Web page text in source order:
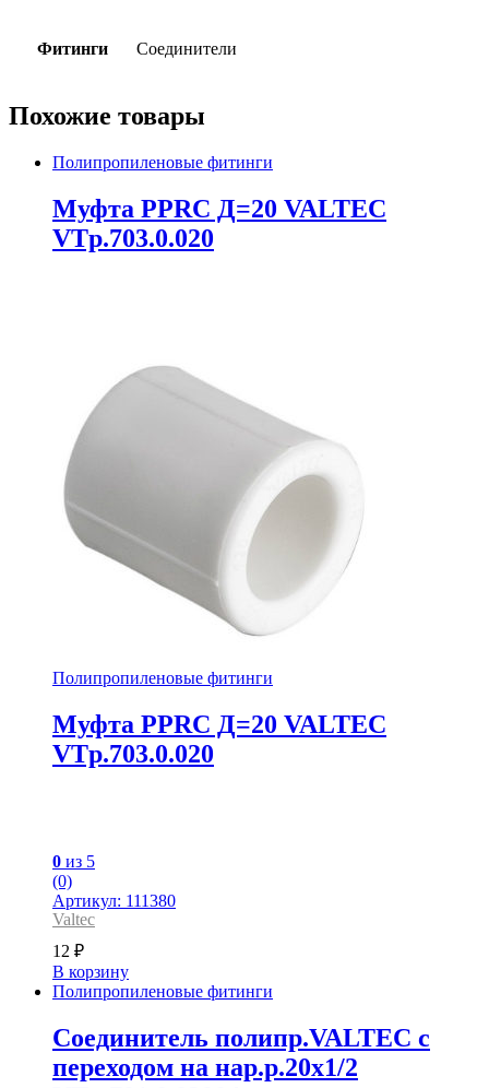
Фитинги Соединители
Похожие товары
Полипропиленовые фитинги
Муфта PPRC Д=20 VALTEC
VTp.703.0.020
Полипропиленовые фитинги
Муфта PPRC Д=20 VALTEC
VTp.703.0.020
0 из 5
(0)
Артикул: 111380
Valtec
12 ₽
В корзину
Полипропиленовые фитинги
Соединитель полипр.VALTEC с
переходом на нар.р.20х1/2